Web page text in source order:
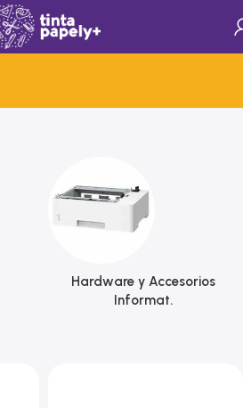
Hardware y Accesorios
Informat.